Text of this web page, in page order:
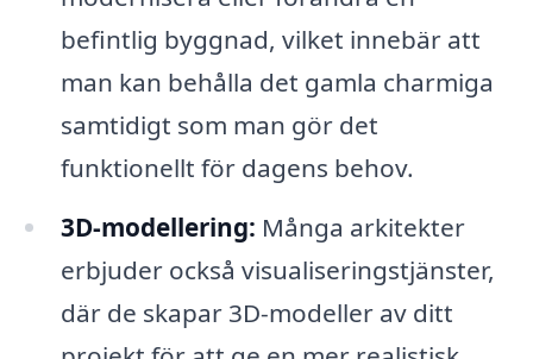
befintlig byggnad, vilket innebär att
man kan behålla det gamla charmiga
samtidigt som man gör det
funktionellt för dagens behov.
3D-modellering: Många arkitekter
erbjuder också visualiseringstjänster,
där de skapar 3D-modeller av ditt